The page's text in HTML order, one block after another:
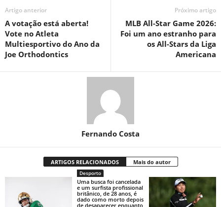
Artigo anterior
A votação está aberta!
Vote no Atleta
Multiesportivo do Ano da
Joe Orthodontics
Próximo artigo
MLB All-Star Game 2026:
Foi um ano estranho para
os All-Stars da Liga
Americana
Fernando Costa
ARTIGOS RELACIONADOS Mais do autor
Desporto
Uma busca foi cancelada
e um surfista profissional
britânico, de 28 anos, é
dado como morto depois
de desaparecer enquanto